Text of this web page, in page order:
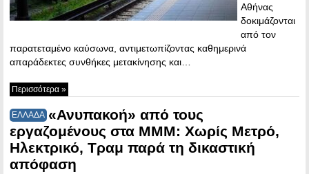
Αθήνας
δοκιμάζονται
από τον
παρατεταμένο καύσωνα, αντιμετωπίζοντας καθημερινά
απαράδεκτες συνθήκες μετακίνησης και…
Περισσότερα »
ΕΛΛΑΔΑ «Ανυπακοή» από τους
εργαζομένους στα ΜΜΜ: Χωρίς Μετρό,
Ηλεκτρικό, Τραμ παρά τη δικαστική
απόφαση